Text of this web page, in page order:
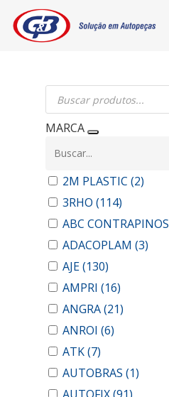
Pesquisar
produtos
MARCA
2M PLASTIC (2)
3RHO (114)
ABC CONTRAPINOS
ADACOPLAM (3)
AJE(130)
AMPRI (16)
ANGRA(21)
ANROI (6)
ATK(7)
AUTOBRAS (1)